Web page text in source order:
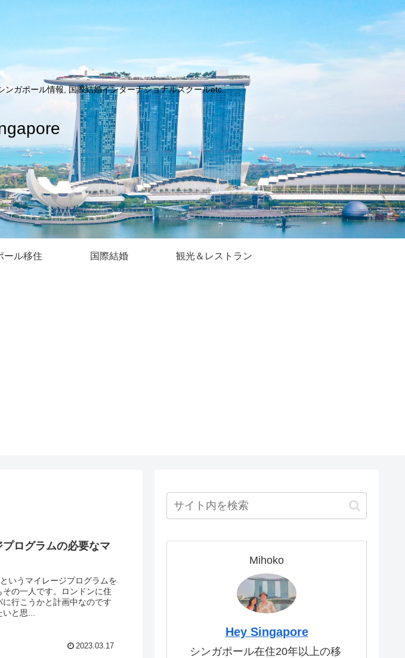
ガポール情報, 国際結婚インターナショナルスクールetc..
ール移住 国際結婚 観光＆レストラン
ログラムの必要なマ
いうマイレージプログラムを
の一人です。ロンドンに住
行こうかと計画中なのです
と思...
2023.03.17
Mihoko
Hey Singapore
シンガポール在住20年以上の移